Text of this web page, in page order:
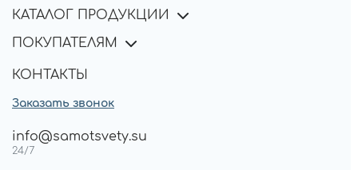
КАТАЛОГ ПРОДУКЦИИ
ПОКУПАТЕЛЯМ
КОНТАКТЫ
Заказать звонок
info@samotsvety.su
24/7